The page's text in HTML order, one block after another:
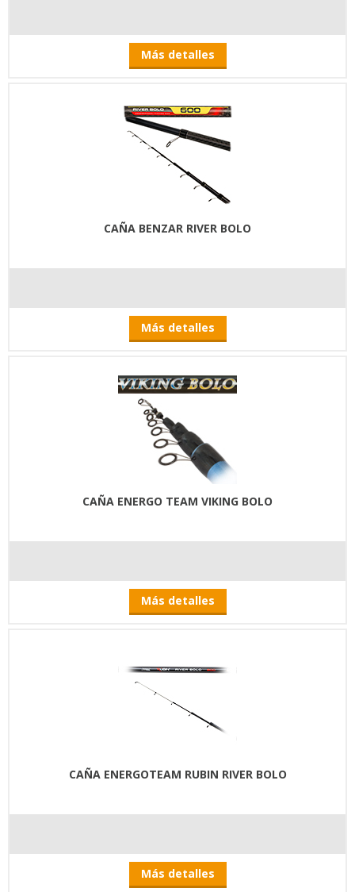
Más detalles
CAÑA BENZAR RIVER BOLO
Más detalles
CAÑA ENERGO TEAM VIKING BOLO
Más detalles
CAÑA ENERGOTEAM RUBIN RIVER BOLO
Más detalles